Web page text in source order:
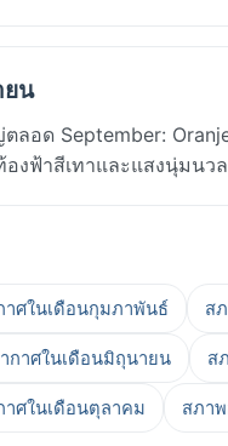
ยน
ลอด September:
งฟ้าสีเทาและแสงนุ่มนวล
าศในเดือนกุมภาพันธ์ ส
กาศในเดือนมิถุนายน ส
าศในเดือนตุลาคม สภา